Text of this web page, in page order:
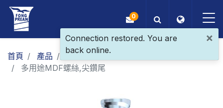
OEM/ODM
0
首頁 產品 一般螺絲
多用途MDF螺絲,尖鑽尾
×
Connection restored. You are
back online.